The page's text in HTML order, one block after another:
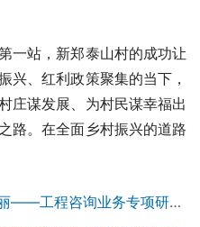
一站，新郑泰山村的成功让
兴、红利政策聚集的当下，
庄谋发展、为村民谋幸福出
路。在全面乡村振兴的道路
工程咨询业务专项研讨会